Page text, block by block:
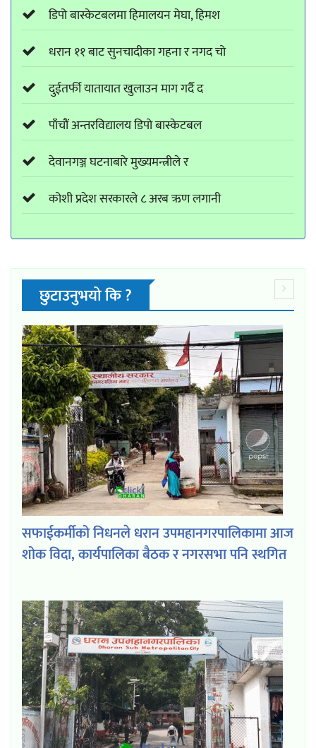
डिपो बास्केटबलमा हिमालयन मेघा, हिमश
धरान ११ बाट सुनचादीका गहना र नगद चो
दुईतर्फी यातायात खुलाउन माग गर्दै द
पाँचौं अन्तरविद्यालय डिपो बास्केटबल
देवानगञ्ज घटनाबारे मुख्यमन्त्रीले र
कोशी प्रदेश सरकारले ८ अरब ऋण लगानी
छुटाउनुभयो कि ?
सफाईकर्मीको निधनले धरान उपमहानगरपालिकामा आज
शोक विदा, कार्यपालिका बैठक र नगरसभा पनि स्थगित